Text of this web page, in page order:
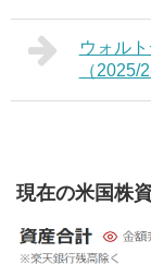
ウォル
（2025/2
現在の米国株